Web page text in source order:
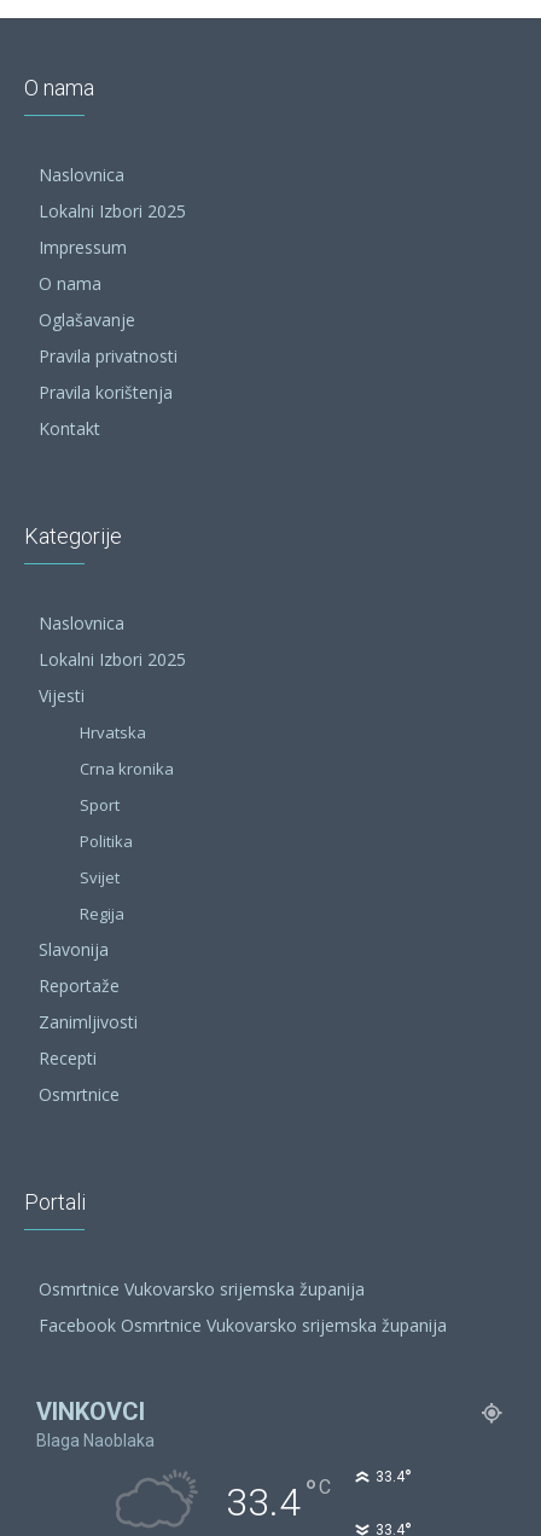
O nama
Naslovnica
Lokalni Izbori 2025
Impressum
O nama
Oglašavanje
Pravila privatnosti
Pravila korištenja
Kontakt
Kategorije
Naslovnica
Lokalni Izbori 2025
Vijesti
Hrvatska
Crna kronika
Sport
Politika
Svijet
Regija
Slavonija
Reportaže
Zanimljivosti
Recepti
Osmrtnice
Portali
Osmrtnice Vukovarsko srijemska županija
Facebook Osmrtnice Vukovarsko srijemska županija
VINKOVCI
Blaga Naoblaka
33.4°C 33.4°
33.4°